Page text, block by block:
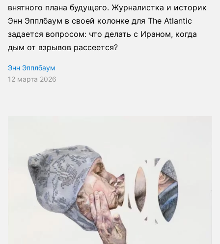
Энн Эпплбаум
12 марта 2026
внятного плана будущего. Журналистка и историк
Энн Эпплбаум в своей колонке для The Atlantic
задается вопросом: что делать с Ираном, когда
дым от взрывов рассеется?